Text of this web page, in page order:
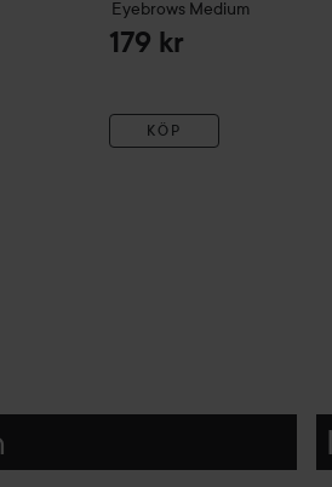
Eyebrows Medium
179 kr
KÖP